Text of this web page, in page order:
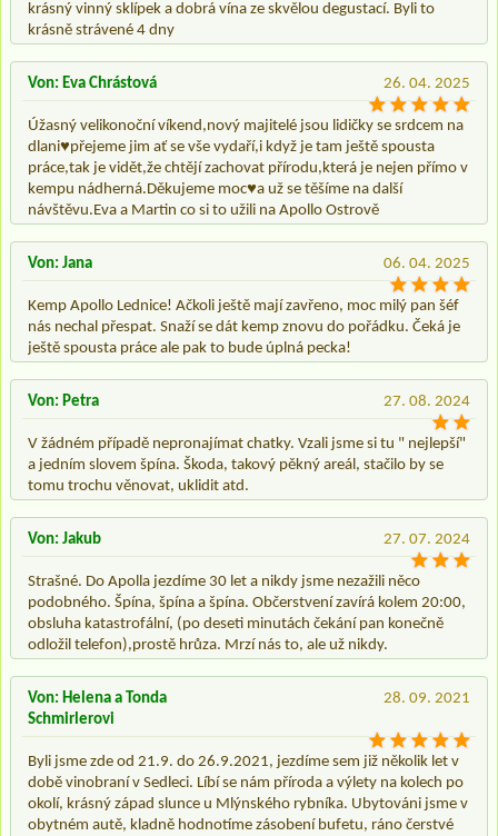
krásný vinný sklípek a dobrá vína ze skvělou degustací. Byli to
krásně strávené 4 dny
26. 04. 2025
Von: Eva Chrástová
Úžasný velikonoční víkend,nový majitelé jsou lidičky se srdcem na
dlani♥️přejeme jim ať se vše vydaří,i když je tam ještě spousta
práce,tak je vidět,že chtějí zachovat přírodu,která je nejen přímo v
kempu nádherná.Děkujeme moc♥️a už se těšíme na další
návštěvu.Eva a Martin co si to užili na Apollo Ostrově
06. 04. 2025
Von: Jana
Kemp Apollo Lednice! Ačkoli ještě mají zavřeno, moc milý pan šéf
nás nechal přespat. Snaží se dát kemp znovu do pořádku. Čeká je
ještě spousta práce ale pak to bude úplná pecka!
27. 08. 2024
Von: Petra
V žádném případě nepronajímat chatky. Vzali jsme si tu " nejlepší"
a jedním slovem špína. Škoda, takový pěkný areál, stačilo by se
tomu trochu věnovat, uklidit atd.
27. 07. 2024
Von: Jakub
Strašné. Do Apolla jezdíme 30 let a nikdy jsme nezažili něco
podobného. Špína, špína a špína. Občerstvení zavírá kolem 20:00,
obsluha katastrofální, (po deseti minutách čekání pan konečně
odložil telefon),prostě hrůza. Mrzí nás to, ale už nikdy.
28. 09. 2021
Von: Helena a Tonda
Schmirlerovi
Byli jsme zde od 21.9. do 26.9.2021, jezdíme sem již několik let v
době vinobraní v Sedleci. Líbí se nám příroda a výlety na kolech po
okolí, krásný západ slunce u Mlýnského rybníka. Ubytováni jsme v
obytném autě, kladně hodnotíme zásobení bufetu, ráno čerstvé